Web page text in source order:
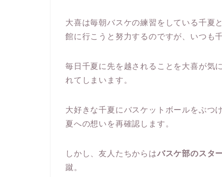
大喜は毎朝バスケの練習をしている千夏
館に行こうと努力するのですが、いつも
毎日千夏に先を越されることを大喜が気
れてしまいます。
大好きな千夏にバスケットボールをぶつ
夏への想いを再確認します。
しかし、友人たちからはバスケ部のスタ
蹴。